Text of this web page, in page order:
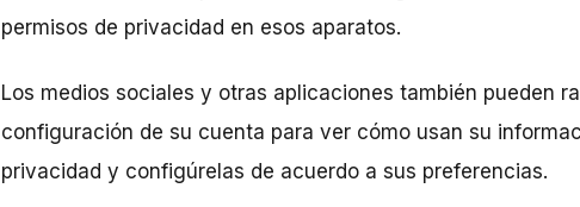
permisos de privacidad en esos aparatos.
Los medios sociales y otras aplicaciones también pueden
configuración de su cuenta para ver cómo usan su
privacidad y configúrelas de acuerdo a sus preferencias.